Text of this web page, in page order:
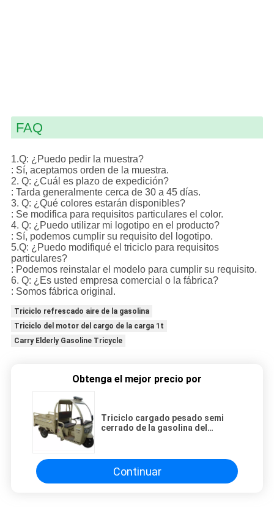
FAQ
1.Q: ¿Puedo pedir la muestra?
: Sí, aceptamos orden de la muestra.
2. Q: ¿Cuál es plazo de expedición?
: Tarda generalmente cerca de 30 a 45 días.
3. Q: ¿Qué colores estarán disponibles?
: Se modifica para requisitos particulares el color.
4. Q: ¿Puedo utilizar mi logotipo en el producto?
: Sí, podemos cumplir su requisito del logotipo.
5.Q: ¿Puedo modifiqué el triciclo para requisitos
particulares?
: Podemos reinstalar el modelo para cumplir su requisito.
6. Q: ¿Es usted empresa comercial o la fábrica?
: Somos fábrica original.
Triciclo refrescado aire de la gasolina
Triciclo del motor del cargo de la carga 1t
Carry Elderly Gasoline Tricycle
Obtenga el mejor precio por
Triciclo cargado pesado semi
cerrado de la gasolina del
Continuar